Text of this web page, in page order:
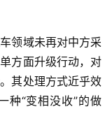
领域未再对中方采
方面升级行动，对
其处理方式近乎效
“变相没收”的做